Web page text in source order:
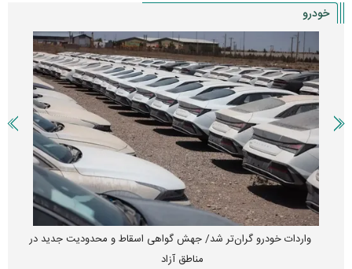
خودرو
واردات خودرو گران‌تر شد/ جهش گواهی اسقاط و محدودیت جدید در
مناطق آزاد